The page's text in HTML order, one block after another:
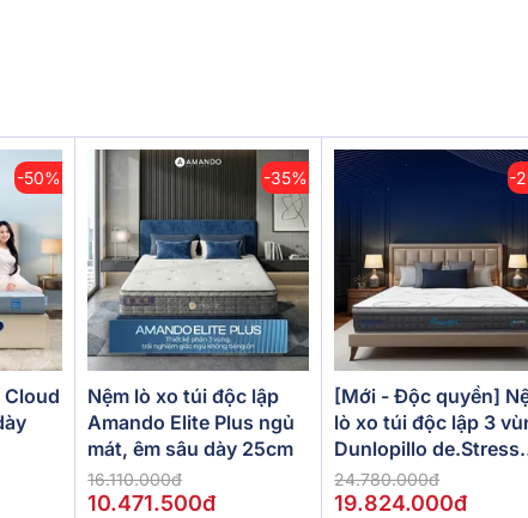
-50%
Cloud
-35%
Nệm lò xo túi độc lập
Amando Elite Plus ngủ
mát, êm sâu dày 25cm
16.110.000đ
10.471.500đ
-
[Mới - Độc quyền]
lò xo túi độc lập 3
Dunlopillo de.Stress
Powerful
24.780.000đ
19.824.000đ